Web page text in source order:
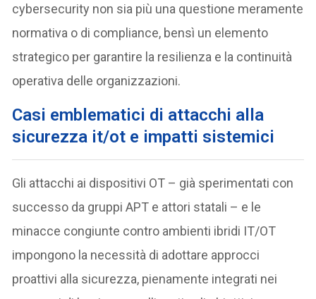
cybersecurity non sia più una questione meramente
normativa o di compliance, bensì un elemento
strategico per garantire la resilienza e la continuità
operativa delle organizzazioni.
Casi emblematici di attacchi alla
sicurezza it/ot e impatti sistemici
Gli attacchi ai dispositivi OT – già sperimentati con
successo da gruppi APT e attori statali – e le
minacce congiunte contro ambienti ibridi IT/OT
impongono la necessità di adottare approcci
proattivi alla sicurezza, pienamente integrati nei